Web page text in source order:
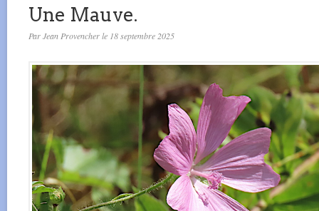
Une Mauve.
Par Jean Provencher le 18 septembre 2025